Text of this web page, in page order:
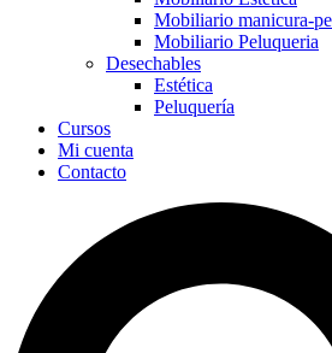
Mobiliario manicura-
Mobiliario Peluqueria
Desechables
Estética
Peluquería
Cursos
Mi cuenta
Contacto